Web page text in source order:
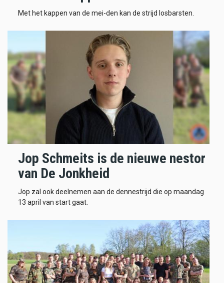
Met het kappen van de mei-den kan de strijd losbarsten.
Jop Schmeits is de nieuwe nestor
van De Jonkheid
Jop zal ook deelnemen aan de dennestrijd die op maandag
13 april van start gaat.